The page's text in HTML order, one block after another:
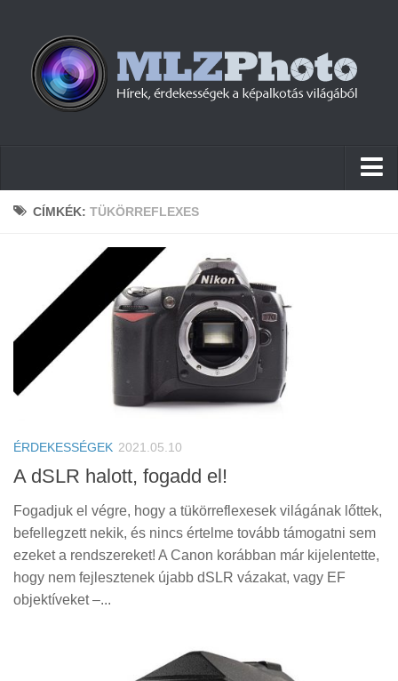
Hírek
Szoftver
Firmware
Tudástár
Érdekességek
Helyszíni Riport
E-BB
CÍMKÉK: TÜKÖRREFLEXES
ÉRDEKESSÉGEK 2021.05.10
A dSLR halott, fogadd el!
Fogadjuk el végre, hogy a tükörreflexesek világának lőttek,
befellegzett nekik, és nincs értelme tovább támogatni sem
ezeket a rendszereket! A Canon korábban már kijelentette,
hogy nem fejlesztenek újabb dSLR vázakat, vagy EF
objektíveket –...